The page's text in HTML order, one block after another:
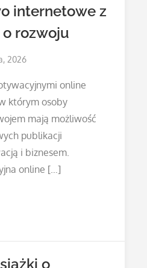
internetowe z
rozwoju
2026
online
którym osoby
mają możliwość
publikacji
i biznesem.
online […]
o